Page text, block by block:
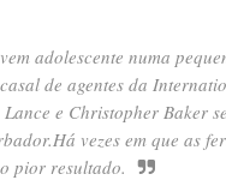
adolescente numa
de agentes da
e Christopher Baker
Há vezes em que as
pior resultado.